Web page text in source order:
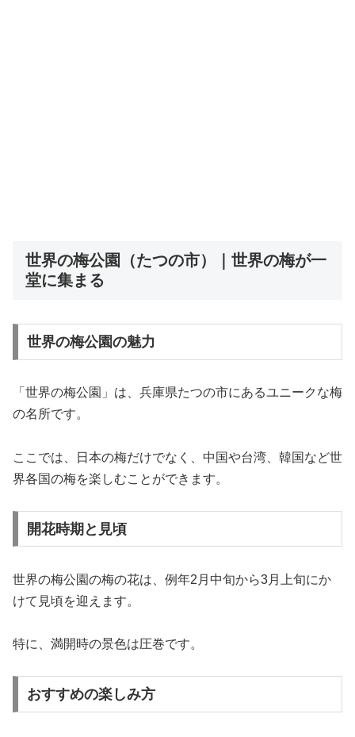
世界の梅公園（たつの市）｜世界の梅が一
堂に集まる
世界の梅公園の魅力
「世界の梅公園」は、兵庫県たつの市にあるユニークな梅
の名所です。
ここでは、日本の梅だけでなく、中国や台湾、韓国など世
界各国の梅を楽しむことができます。
開花時期と見頃
世界の梅公園の梅の花は、例年2月中旬から3月上旬にか
けて見頃を迎えます。
特に、満開時の景色は圧巻です。
おすすめの楽しみ方